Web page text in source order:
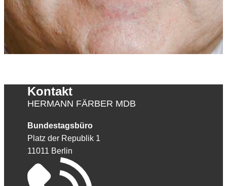
Kontakt
HERMANN FÄRBER MDB
Bundestagsbüro
Platz der Republik 1
11011 Berlin